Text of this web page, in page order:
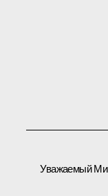
Уважаемый